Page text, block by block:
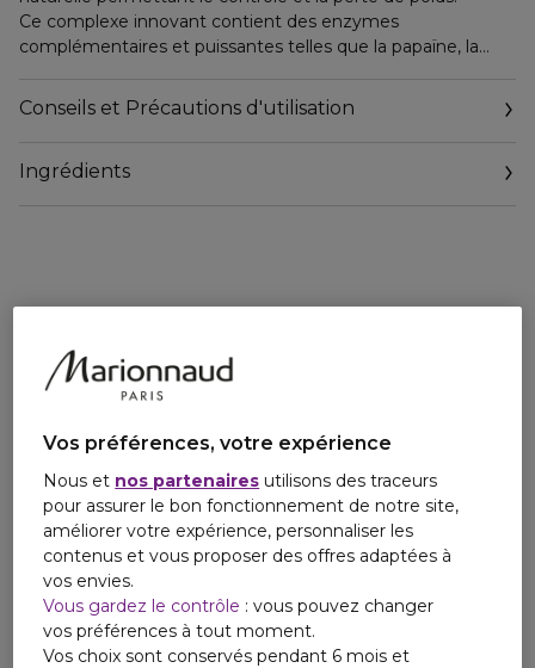
Ce complexe innovant contient des enzymes
complémentaires et puissantes telles que la papaïne, la
des sucres et des graisses, responsables de la prise de
poids. Ses actifs 100% d’origine naturelle favorisent la
Pour la perte de poids, suivre cette cure 2 mois de suite
Conseils et Précautions d'utilisation
Ingrédients
Vos préférences, votre expérience
Nous et nos partenaires utilisons des traceurs
pour assurer le bon fonctionnement de notre site,
améliorer votre expérience, personnaliser les
contenus et vous proposer des offres adaptées à
vos envies.
Vous gardez le contrôle : vous pouvez changer
vos préférences à tout moment.
Vos choix sont conservés pendant 6 mois et